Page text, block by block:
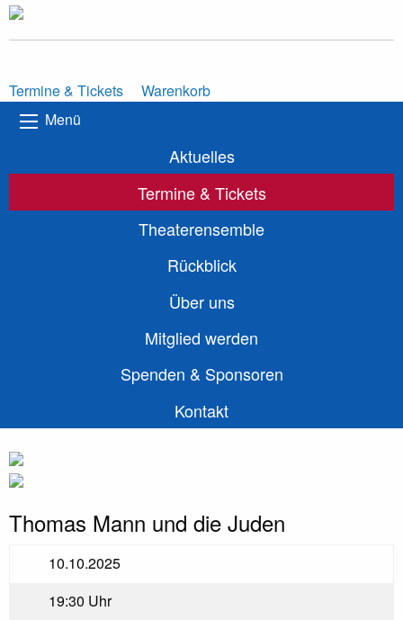
Termine & Tickets
Warenkorb
Menü
Aktuelles
Termine & Tickets
Theaterensemble
Rückblick
Über uns
Mitglied werden
Spenden & Sponsoren
Kontakt
Thomas Mann und die Juden
10.10.2025
19:30 Uhr